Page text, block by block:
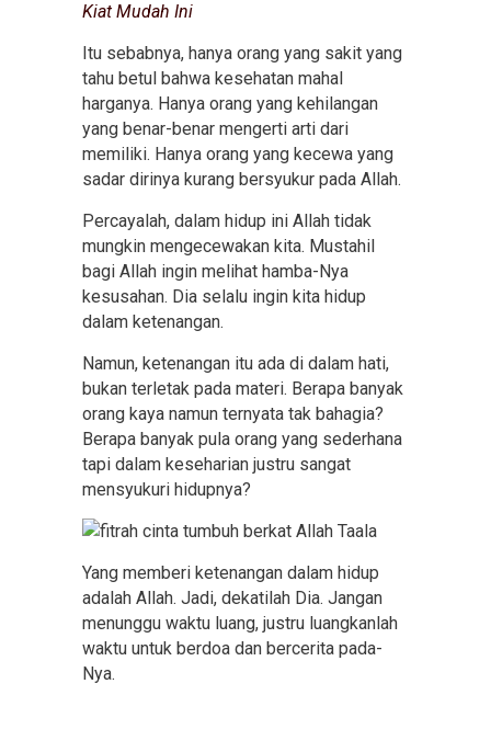
Kiat Mudah Ini
Itu sebabnya, hanya orang yang sakit yang
tahu betul bahwa kesehatan mahal
harganya. Hanya orang yang kehilangan
yang benar-benar mengerti arti dari
memiliki. Hanya orang yang kecewa yang
sadar dirinya kurang bersyukur pada Allah.
Percayalah, dalam hidup ini Allah tidak
mungkin mengecewakan kita. Mustahil
bagi Allah ingin melihat hamba-Nya
kesusahan. Dia selalu ingin kita hidup
dalam ketenangan.
Namun, ketenangan itu ada di dalam hati,
bukan terletak pada materi. Berapa banyak
orang kaya namun ternyata tak bahagia?
Berapa banyak pula orang yang sederhana
tapi dalam keseharian justru sangat
mensyukuri hidupnya?
Yang memberi ketenangan dalam hidup
adalah Allah. Jadi, dekatilah Dia. Jangan
menunggu waktu luang, justru luangkanlah
waktu untuk berdoa dan bercerita pada-
Nya.